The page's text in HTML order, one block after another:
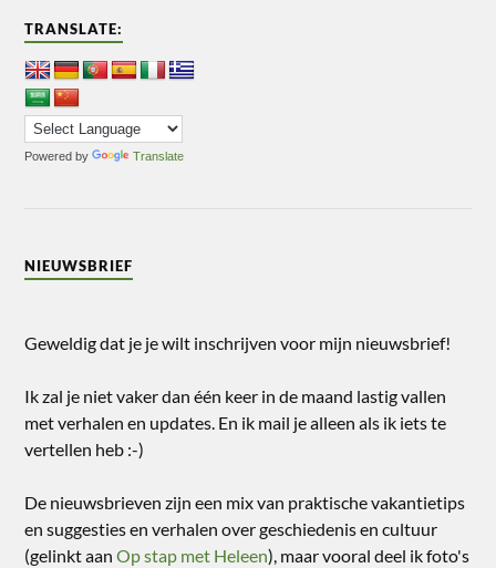
TRANSLATE:
Powered by Translate
NIEUWSBRIEF
Geweldig dat je je wilt inschrijven voor mijn nieuwsbrief!
Ik zal je niet vaker dan één keer in de maand lastig vallen
met verhalen en updates. En ik mail je alleen als ik iets te
vertellen heb :-)
De nieuwsbrieven zijn een mix van praktische vakantietips
en suggesties en verhalen over geschiedenis en cultuur
(gelinkt aanOp stap met Heleen), maar vooral deel ik foto's